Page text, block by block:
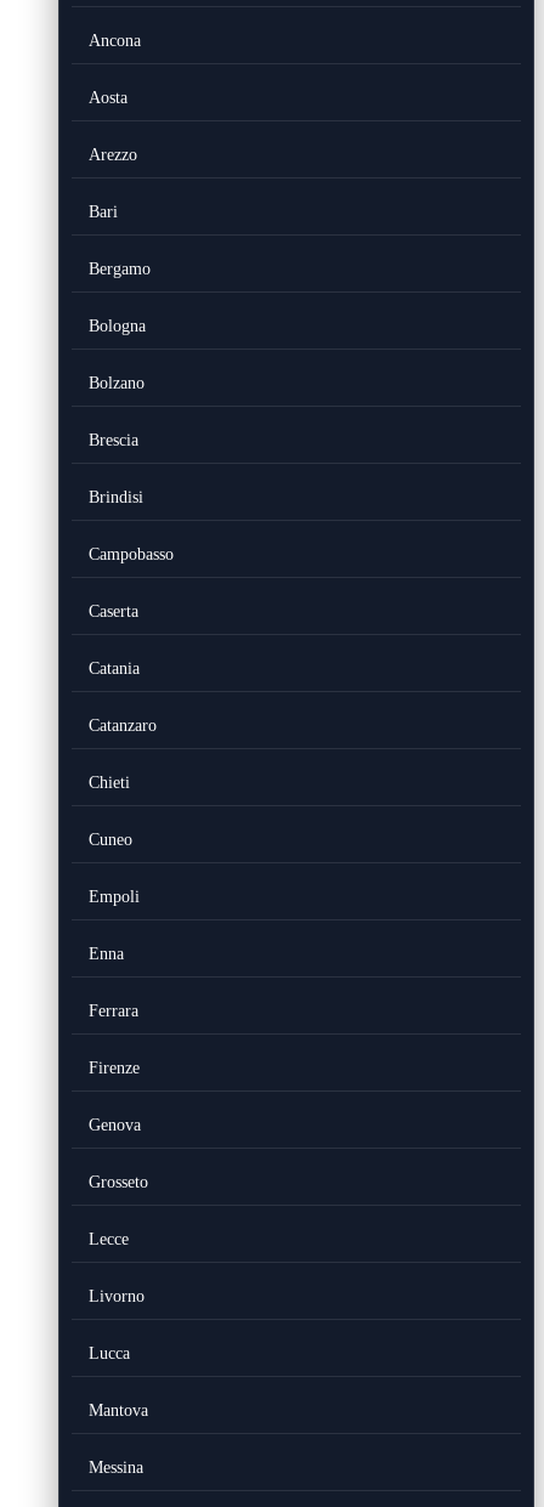
Ancona
Aosta
Arezzo
Bari
Bergamo
Bologna
Bolzano
Brescia
Brindisi
Campobasso
Caserta
Catania
Catanzaro
Chieti
Cuneo
Empoli
Enna
Ferrara
Firenze
Genova
Grosseto
Lecce
Livorno
Lucca
Mantova
Messina